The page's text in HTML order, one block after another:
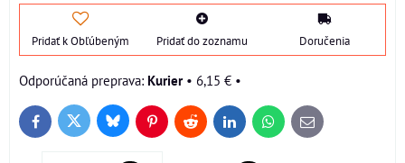
Pridať k Obľúbeným Pridať do zoznamu Doručenia
Kurier• 6,15 € •
FacebookTwitter BlueskyPinterestReddit LinkedInWhatsApp
E-
mail